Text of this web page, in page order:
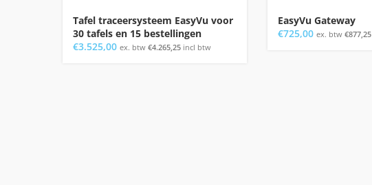
Tafel traceersysteem EasyVu voor
30 tafels en 15 bestellingen
€3.525,00 ex. btw €4.265,25 incl btw
EasyVu Gateway
€725,00 ex. btw €877,25